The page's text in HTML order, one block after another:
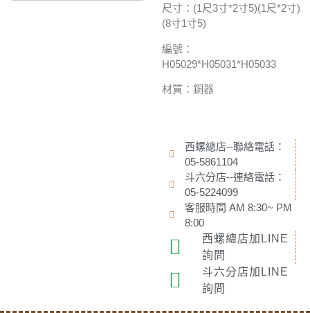
尺寸：(1尺3寸*2寸5)(1尺*2寸)
(8寸1寸5)
編號：
H05029*H05031*H05033
材質：銅器
西螺總店--聯絡電話：
05-5861104
斗六分店--連絡電話：
05-5224099
客服時間 AM 8:30~ PM
8:00
西螺總店加LINE
詢問
斗六分店加LINE
詢問